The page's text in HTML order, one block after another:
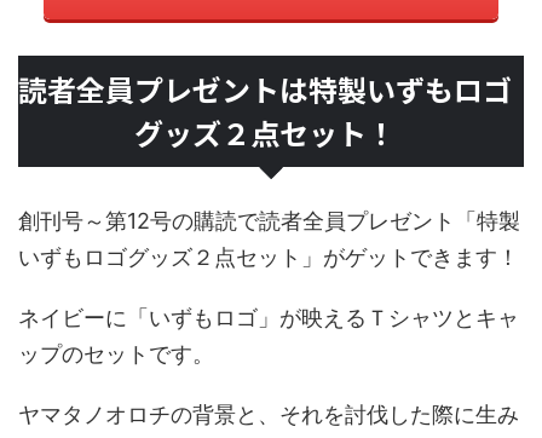
読者全員プレゼントは特製いずもロゴ
グッズ２点セット！
創刊号～第12号の購読で読者全員プレゼント「特製
いずもロゴグッズ２点セット」がゲットできます！
ネイビーに「いずもロゴ」が映えるＴシャツとキャ
ップのセットです。
ヤマタノオロチの背景と、それを討伐した際に生み